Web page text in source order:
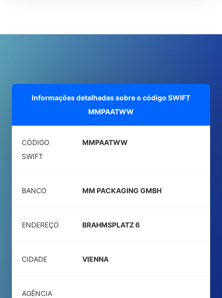
Informações detalhadas sobre o código SWIFT
MMPAATWW
CÓDIGO
SWIFT
MMPAATWW
BANCO MM PACKAGING GMBH
ENDEREÇO BRAHMSPLATZ 6
CIDADE VIENNA
AGÊNCIA